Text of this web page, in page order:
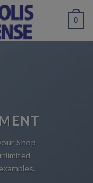
0
Shop